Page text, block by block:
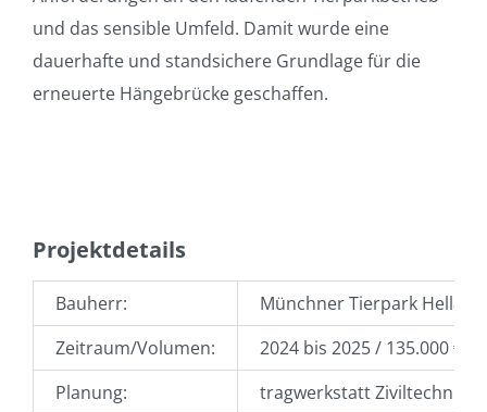
und das sensible Umfeld. Damit wurde eine
dauerhafte und standsichere Grundlage für die
erneuerte Hängebrücke geschaffen.
Projektdetails
Bauherr:
Münchner Tierpark
Zeitraum/Volumen:
2024 bis 2025 / 135.000 €
Planung:
tragwerkstatt Ziviltechniker